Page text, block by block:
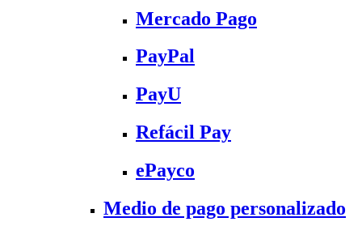
Mercado Pago
PayPal
PayU
Refácil Pay
ePayco
Medio de pago personalizado